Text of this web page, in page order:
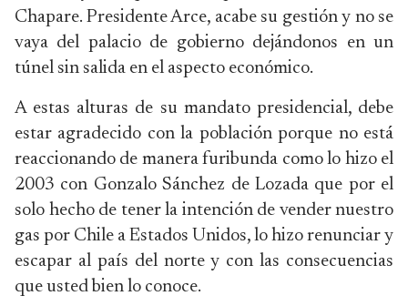
Chapare. Presidente Arce, acabe su gestión y no se
vaya del palacio de gobierno dejándonos en un
túnel sin salida en el aspecto económico.
A estas alturas de su mandato presidencial, debe
estar agradecido con la población porque no está
reaccionando de manera furibunda como lo hizo el
2003 con Gonzalo Sánchez de Lozada que por el
solo hecho de tener la intención de vender nuestro
gas por Chile a Estados Unidos, lo hizo renunciar y
escapar al país del norte y con las consecuencias
que usted bien lo conoce.